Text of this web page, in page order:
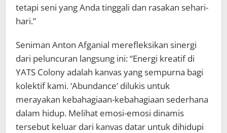
tetapi seni yang Anda tinggali dan rasakan sehari-
hari.”
Seniman Anton Afganial merefleksikan sinergi
dari peluncuran langsung ini: “Energi kreatif di
YATS Colony adalah kanvas yang sempurna bagi
kolektif kami. ‘Abundance’ dilukis untuk
merayakan kebahagiaan-kebahagiaan sederhana
dalam hidup. Melihat emosi-emosi dinamis
tersebut keluar dari kanvas datar untuk dihidupi